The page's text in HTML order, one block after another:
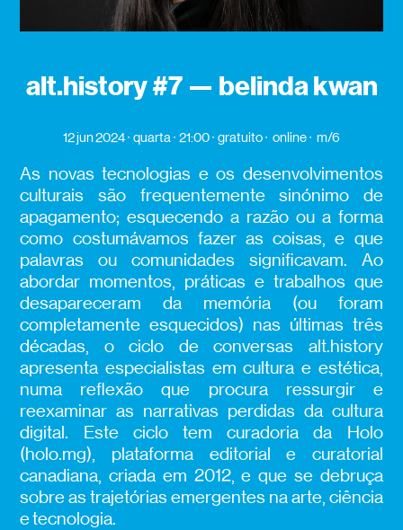
alt.history #7 — belinda kwan
12 jun 2024 quarta 21:00 gratuito online m/6
As novas tecnologias e os desenvolvimentos
culturais são frequentemente sinónimo de
apagamento; esquecendo a razão ou a forma
como costumávamos fazer as coisas, e que
palavras ou comunidades significavam. Ao
abordar momentos, práticas e trabalhos que
desapareceram da memória (ou foram
completamente esquecidos) nas últimas três
décadas, o ciclo de conversas alt.history
apresenta especialistas em cultura e estética,
numa reflexão que procura ressurgir e
reexaminar as narrativas perdidas da cultura
digital. Este ciclo tem curadoria da Holo
(holo.mg), plataforma editorial e curatorial
canadiana, criada em 2012, e que se debruça
sobre as trajetórias emergentes na arte, ciência
e tecnologia.